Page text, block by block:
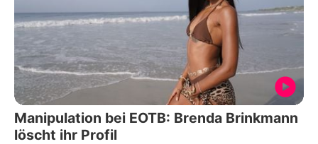
Manipulation bei EOTB: Brenda Brinkmann
löscht ihr Profil